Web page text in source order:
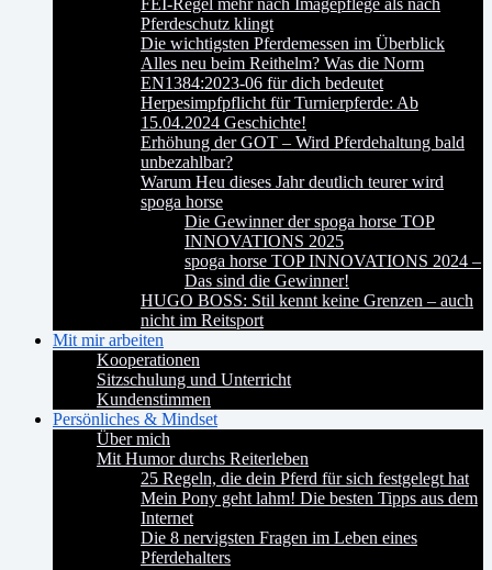
FEI-Regel mehr nach Imagepflege als nach
Pferdeschutz klingt
Die wichtigsten Pferdemessen im Überblick
Alles neu beim Reithelm? Was die Norm
EN1384:2023-06 für dich bedeutet
Herpesimpfpflicht für Turnierpferde: Ab
15.04.2024 Geschichte!
Erhöhung der GOT – Wird Pferdehaltung bald
unbezahlbar?
Warum Heu dieses Jahr deutlich teurer wird
spoga horse
Die Gewinner der spoga horse TOP
INNOVATIONS 2025
spoga horse TOP INNOVATIONS 2024 –
Das sind die Gewinner!
HUGO BOSS: Stil kennt keine Grenzen – auch
nicht im Reitsport
Mit mir arbeiten
Kooperationen
Sitzschulung und Unterricht
Kundenstimmen
Persönliches & Mindset
Über mich
Mit Humor durchs Reiterleben
25 Regeln, die dein Pferd für sich festgelegt hat
Mein Pony geht lahm! Die besten Tipps aus dem
Internet
Die 8 nervigsten Fragen im Leben eines
Pferdehalters